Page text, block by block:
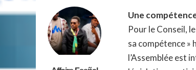
Une
Pour le Conseil,
sa compétence »
l’Assemblée est